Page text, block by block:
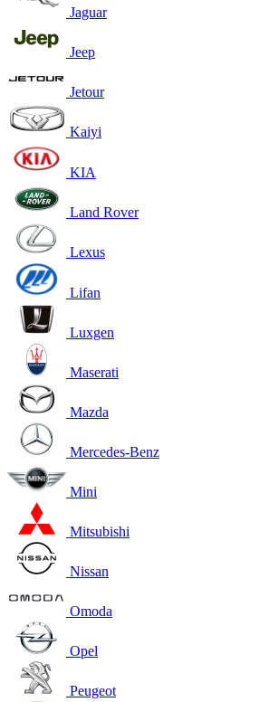
Jaguar
Jeep
Jetour
Kaiyi
KIA
Land Rover
Lexus
Lifan
Luxgen
Maserati
Mazda
Mercedes-Benz
Mini
Mitsubishi
Nissan
Omoda
Opel
Peugeot